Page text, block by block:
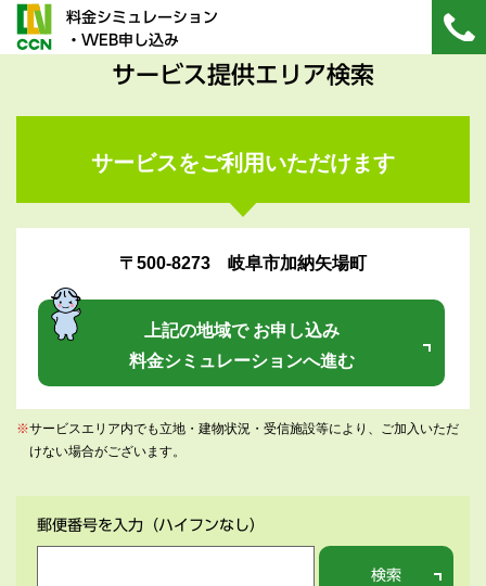
料金シミュレーション
・WEB申し込み
サービス提供エリア検索
サービスをご利用いただけます
〒500-8273 岐阜市加納矢場町
上記の地域で お申し込み
料金シミュレーションへ進む
※サービスエリア内でも立地・建物状況・受信施設等により、ご加入いただ
けない場合がございます。
郵便番号を入力 （ハイフンなし）
検索